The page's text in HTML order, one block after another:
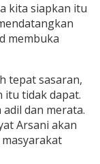
kita siapkan itu
membuka
tepat sasaran,
itu tidak dapat.
dan merata.
Arsani akan